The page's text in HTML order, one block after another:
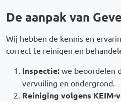
De aanpak van
Wij hebben de kennis en
correct te reinigen en
Inspectie: we beoordelen
vervuiling en ondergrond.
Reiniging volgens